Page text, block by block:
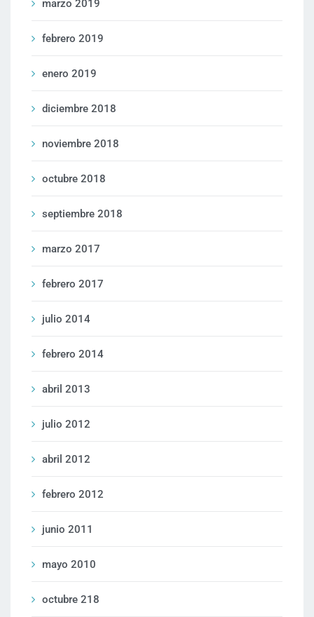
marzo 2019
febrero 2019
enero 2019
diciembre 2018
noviembre 2018
octubre 2018
septiembre 2018
marzo 2017
febrero 2017
julio 2014
febrero 2014
abril 2013
julio 2012
abril 2012
febrero 2012
junio 2011
mayo 2010
octubre 218